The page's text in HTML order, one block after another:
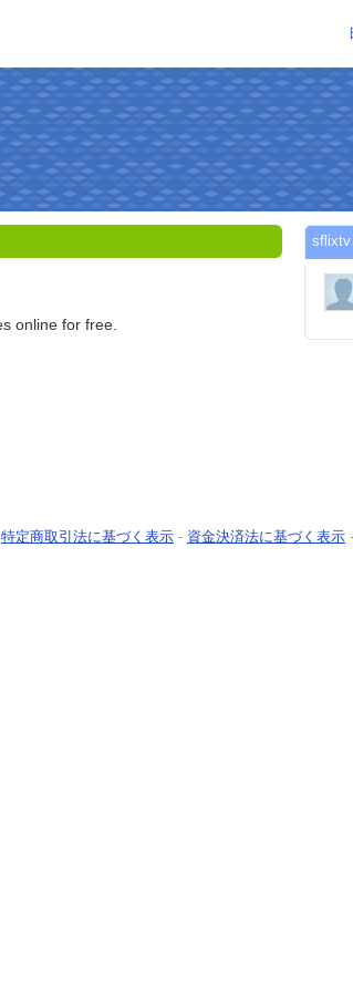
online for free.
sflixtv
特定商取引法に基づく表示 - 資金決済法に基づく表示 -